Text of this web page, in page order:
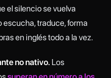
el silencio se vuelva
escucha, traduce, forma
en inglés todo a la vez.
no nativo. Los